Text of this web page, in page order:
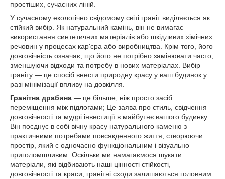
простіших, сучасних ліній.
У сучасному екологічно свідомому світі граніт виділяється як
стійкий вибір. Як натуральний камінь, він не вимагає
використання синтетичних матеріалів або шкідливих хімічних
речовин у процесах кар'єра або виробництва. Крім того, його
довговічність означає, що його не потрібно замінювати часто,
зменшуючи відходи та потребу в нових матеріалах. Вибір
граніту — це спосіб внести природну красу у ваш будинок у
разі мінімізації впливу на довкілля.
Гранітна драбина — це більше, ніж просто засіб
переміщення між підлогами; Це заява про стиль, свідчення
довговічності та мудрі інвестиції в майбутнє вашого будинку.
Він поєднує в собі вічну красу натурального каменю з
практичними потребами повсякденного життя, створюючи
простір, який є одночасно функціональним і візуально
приголомшливим. Оскільки ми намагаємося шукати
матеріали, які відбивають наші цінності стійкості,
довговічності та краси, гранітні сходи залишаються головним